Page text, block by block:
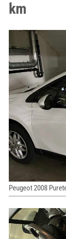
km
Peugeot 2008